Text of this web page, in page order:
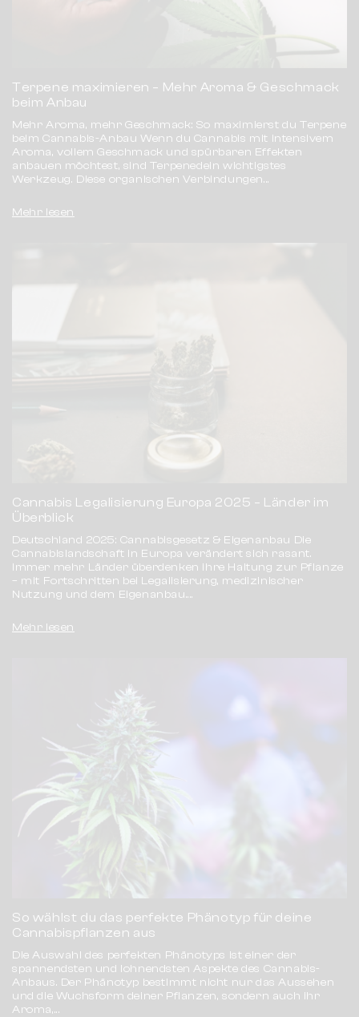
Terpene maximieren – Mehr Aroma & Geschmack
beim Anbau
Mehr Aroma, mehr Geschmack: So maximierst du Terpene
beim Cannabis-Anbau Wenn du Cannabis mit intensivem
Aroma, vollem Geschmack und spürbaren Effekten
anbauen möchtest, sind Terpenedein wichtigstes
Werkzeug. Diese organischen Verbindungen...
Mehr lesen
Cannabis Legalisierung Europa 2025 – Länder im
Überblick
Deutschland 2025: Cannabisgesetz & Eigenanbau Die
Cannabislandschaft in Europa verändert sich rasant.
Immer mehr Länder überdenken ihre Haltung zur Pflanze
– mit Fortschritten bei Legalisierung, medizinischer
Nutzung und dem Eigenanbau....
Mehr lesen
So wählst du das perfekte Phänotyp für deine
Cannabispflanzen aus
Die Auswahl des perfekten Phänotyps ist einer der
spannendsten und lohnendsten Aspekte des Cannabis-
Anbaus. Der Phänotyp bestimmt nicht nur das Aussehen
und die Wuchsform deiner Pflanzen, sondern auch ihr
Aroma,...